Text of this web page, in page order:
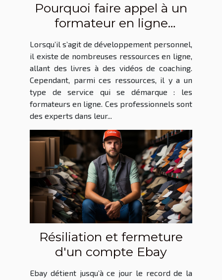
Pourquoi faire appel à un
formateur en ligne
spécialisé dans le
développement personnel
?
Lorsqu’il s’agit de développement personnel,
il existe de nombreuses ressources en ligne,
allant des livres à des vidéos de coaching.
Cependant, parmi ces ressources, il y a un
type de service qui se démarque : les
formateurs en ligne. Ces professionnels sont
des experts dans leur...
Résiliation et fermeture
d'un compte Ebay
Ebay détient jusqu’à ce jour le record de la